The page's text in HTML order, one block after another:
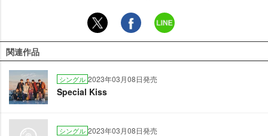
関連作品
シングル 2023年03月08日発売
Special Kiss
シングル 2023年03月08日発売